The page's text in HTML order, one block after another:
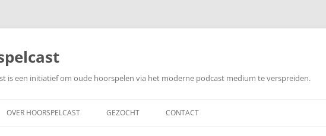
is een initiatief om oude hoorspelen via het moderne podcast medium te verspreiden.
OVER HOORSPELCAST GEZOCHT CONTACT